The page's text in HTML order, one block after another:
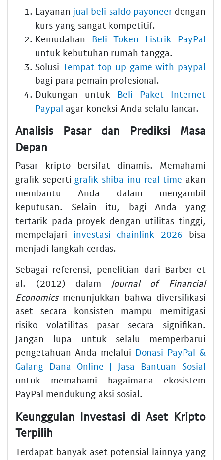
Layanan jual beli saldo payoneerdengan
kurs yang sangat kompetitif.
Kemudahan Beli Token Listrik PayPal
untuk kebutuhan rumah tangga.
Solusi Tempat top up game with paypal
bagi para pemain profesional.
Dukungan untuk Beli Paket Internet
Paypal agar koneksi Anda selalu lancar.
Analisis Pasar dan Prediksi Masa
Depan
Pasar kripto bersifat dinamis. Memahami
grafik seperti grafik shiba inu real time akan
membantu Anda dalam mengambil
keputusan. Selain itu, bagi Anda yang
tertarik pada proyek dengan utilitas tinggi,
mempelajari investasi chainlink 2026 bisa
menjadi langkah cerdas.
Sebagai referensi, penelitian dari Barber et
al. (2012) dalam Journal of Financial
Economicsmenunjukkan bahwa diversifikasi
aset secara konsisten mampu memitigasi
risiko volatilitas pasar secara signifikan.
Jangan lupa untuk selalu memperbarui
pengetahuan Anda melalui Donasi PayPal &
Galang Dana Online | Jasa Bantuan Sosial
untuk memahami bagaimana ekosistem
PayPal mendukung aksi sosial.
Keunggulan Investasi di Aset Kripto
Terpilih
Terdapat banyak aset potensial lainnya yang